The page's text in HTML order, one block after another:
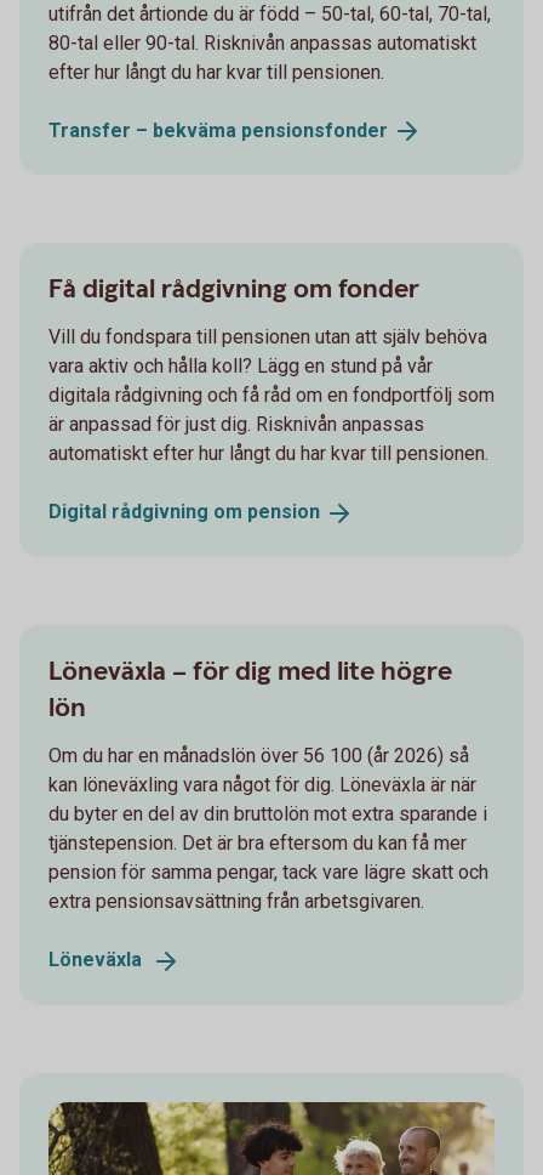
utifrån det årtionde du är född – 50-tal, 60-tal, 70-tal,
80-tal eller 90-tal. Risknivån anpassas automatiskt
efter hur långt du har kvar till pensionen.
Transfer – bekväma pensionsfonder
Få digital rådgivning om fonder
Vill du fondspara till pensionen utan att själv behöva
vara aktiv och hålla koll? Lägg en stund på vår
digitala rådgivning och få råd om en fondportfölj som
är anpassad för just dig. Risknivån anpassas
automatiskt efter hur långt du har kvar till pensionen.
Digital rådgivning om pension
Löneväxla – för dig med lite högre
lön
Om du har en månadslön över 56 100 (år 2026) så
kan löneväxling vara något för dig. Löneväxla är när
du byter en del av din bruttolön mot extra sparande i
tjänstepension. Det är bra eftersom du kan få mer
pension för samma pengar, tack vare lägre skatt och
extra pensionsavsättning från arbetsgivaren.
Löneväxla